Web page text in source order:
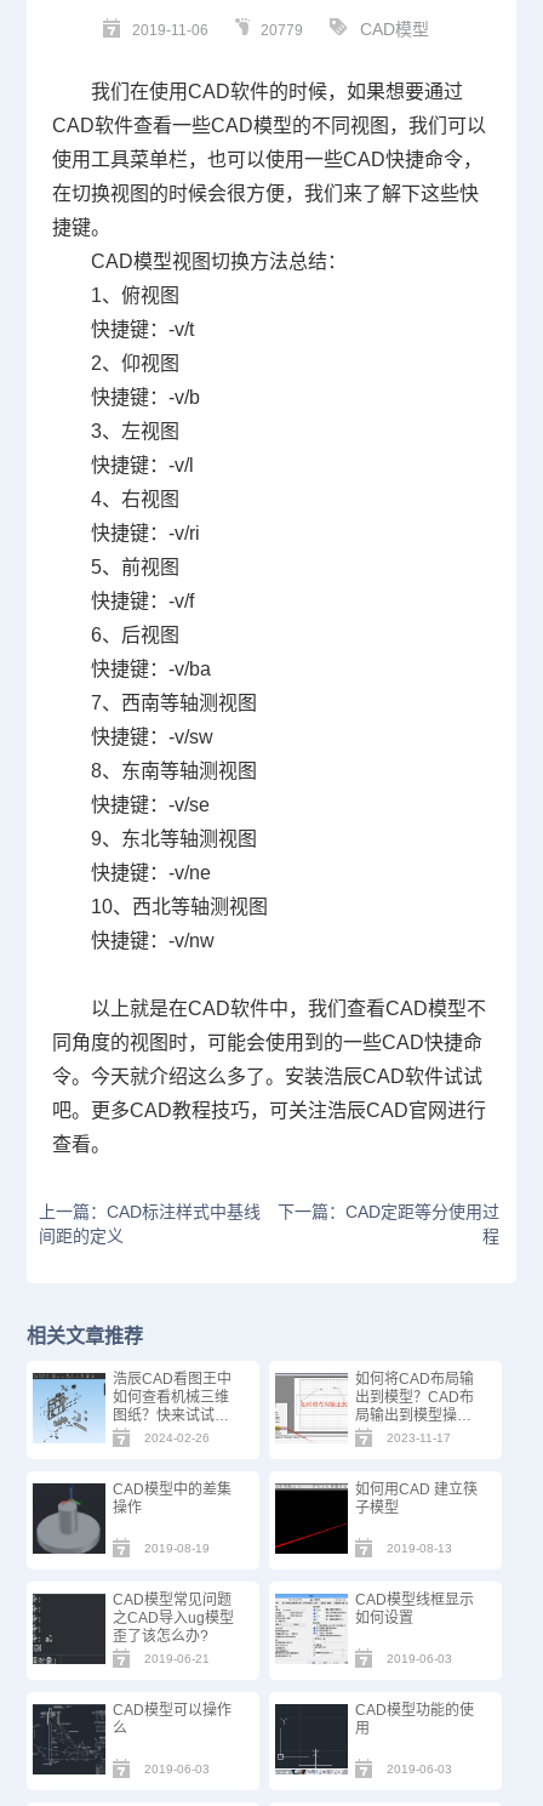
2019-11-06 20779 CAD模型
我们在使用CAD软件的时候，如果想要通过
CAD软件查看一些CAD模型的不同视图，我们可以
使用工具菜单栏，也可以使用一些CAD快捷命令，
在切换视图的时候会很方便，我们来了解下这些快
捷键。
CAD模型视图切换方法总结：
1、俯视图
快捷键： -v/t
2、仰视图
快捷键： -v/b
3、左视图
快捷键： -v/l
4、右视图
快捷键： -v/ri
5、前视图
快捷键： -v/f
6、后视图
快捷键： -v/ba
7、西南等轴测视图
快捷键： -v/sw
8、东南等轴测视图
快捷键： -v/se
9、东北等轴测视图
快捷键： -v/ne
10、西北等轴测视图
快捷键： -v/nw
以上就是在CAD软件中，我们查看CAD模型不
同角度的视图时，可能会使用到的一些CAD快捷命
令。今天就介绍这么多了。安装浩辰CAD软件试试
吧。更多CAD教程技巧，可关注浩辰CAD官网进行
查看。
上一篇：CAD标注样式中基线
间距的定义
下一篇：CAD定距等分使用过
程
相关文章推荐
浩辰CAD看图王中
如何查看机械三维
图纸？快来试试这
个新功能！
2024-02-26
如何将CAD布局输
出到模型？CAD布
局输出到模型操作
步骤
2023-11-17
CAD模型中的差集
操作
2019-08-19
如何用CAD 建立筷
子模型
2019-08-13
CAD模型常见问题
之CAD导入ug模型
歪了该怎么办?
2019-06-21
CAD模型线框显示
如何设置
2019-06-03
CAD模型可以操作
么
2019-06-03
CAD模型功能的使
用
2019-06-03